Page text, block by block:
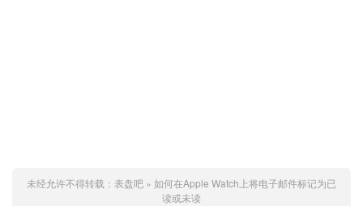
未经允许不得转载： 表盘吧 » 如何在Apple Watch上将电子邮件标记为已
读或未读